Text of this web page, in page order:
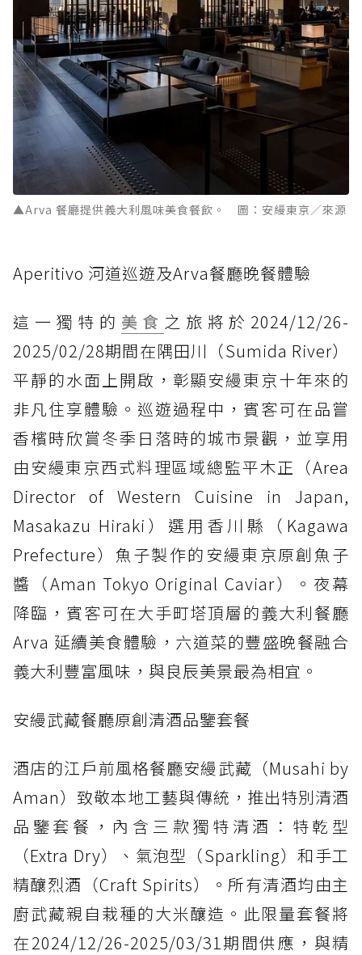
▲Arva 餐廳提供義大利風味美食餐飲。 圖：安縵東京／來源
Aperitivo 河道巡遊及Arva餐廳晚餐體驗
這一獨特的 美食 之旅將於2024/12/26-
2025/02/28期間在隅田川（Sumida River）
平靜的水面上開啟，彰顯安縵東京十年來的
非凡住享體驗。巡遊過程中，賓客可在品嘗
香檳時欣賞冬季日落時的城市景觀，並享用
由安縵東京西式料理區域總監平木正（Area
Director of Western Cuisine in Japan,
Masakazu Hiraki）選用香川縣（Kagawa
Prefecture）魚子製作的安縵東京原創魚子
醬（Aman Tokyo Original Caviar）。夜幕
降臨，賓客可在大手町塔頂層的義大利餐廳
Arva 延續美食體驗，六道菜的豐盛晚餐融合
義大利豐富風味，與良辰美景最為相宜。
安縵武藏餐廳原創清酒品鑒套餐
酒店的江戶前風格餐廳安縵武藏（Musahi by
Aman）致敬本地工藝與傳統，推出特別清酒
品鑒套餐，內含三款獨特清酒：特乾型
（Extra Dry）、氣泡型（Sparkling）和手工
精釀烈酒（Craft Spirits）。所有清酒均由主
廚武藏親自栽種的大米釀造。此限量套餐將
在2024/12/26-2025/03/31期間供應，與精